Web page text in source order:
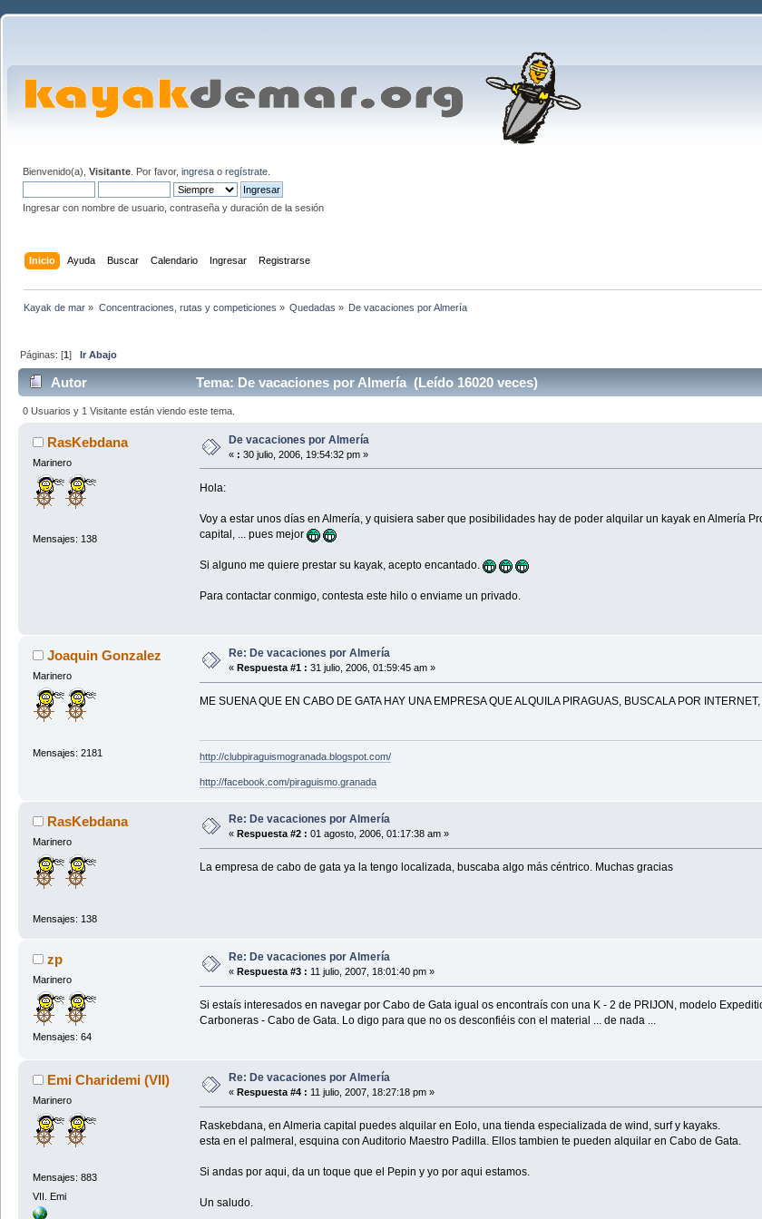
Bienvenido(a), Visitante . Por favor, ingresa o regístrate
Ingresar con nombre de usuario, contraseña y duración de la sesión
Inicio Ayuda Buscar Calendario Ingresar Registrarse
Kayak de mar » Concentraciones, rutas y competiciones » Quedadas » De vacaciones por Almería
Páginas: [1]Ir Abajo
Autor Tema: De vacaciones por Almería (Leído 16020 veces)
0 Usuarios y 1 Visitante están viendo este tema.
RasKebdana
Marinero
Mensajes: 138
De vacaciones por Almería
« : 30 julio, 2006, 19:54:32 pm »
Hola:
Voy a estar unos días en Almería, y quisiera saber que posibilidades hay de poder alquilar un kayak en Almería
capital, ... pues mejor
Si alguno me quiere prestar su kayak, acepto encantado.
Para contactar conmigo, contesta este hilo o enviame un privado.
Joaquin Gonzalez
Marinero
Mensajes: 2181
Re: De vacaciones por Almería
« Respuesta #1 : 31 julio, 2006, 01:59:45 am »
ME SUENA QUE EN CABO DE GATA HAY UNA EMPRESA QUE ALQUILA PIRAGUAS, BUSCALA POR
http://clubpiraguismogranada.blogspot.com/
http://facebook.com/piraguismo.granada
RasKebdana
Marinero
Mensajes: 138
Re: De vacaciones por Almería
« Respuesta #2 : 01 agosto, 2006, 01:17:38 am »
La empresa de cabo de gata ya la tengo localizada, buscaba algo más céntrico. Muchas gracias
zp
Marinero
Mensajes: 64
Re: De vacaciones por Almería
« Respuesta #3 : 11 julio, 2007, 18:01:40 pm »
Si estaís interesados en navegar por Cabo de Gata igual os encontraís con una K - 2 de PRIJON, modelo
Carboneras - Cabo de Gata. Lo digo para que no os desconfiéis con el material ... de nada ...
Emi Charidemi (VII)
Marinero
Mensajes: 883
VII. Emi
Re: De vacaciones por Almería
« Respuesta #4 : 11 julio, 2007, 18:27:18 pm »
Raskebdana, en Almeria capital puedes alquilar en Eolo, una tienda especializada de wind, surf y kayaks.
esta en el palmeral, esquina con Auditorio Maestro Padilla. Ellos tambien te pueden alquilar en Cabo de Gata.
Si andas por aqui, da un toque que el Pepin y yo por aqui estamos.
Un saludo.